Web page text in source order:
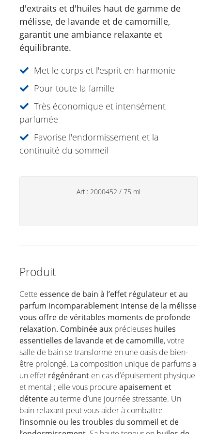
Catalogue
Douche
Soins corporels
Soins des pieds
Soins du visage
Just for Men
Aromathérapie
d'extraits et d'huiles haut de gamme de
mélisse, de lavande et de camomille,
garantit une ambiance relaxante et
équilibrante.
Met le corps et l'esprit en harmonie
Pour toute la famille
Très économique et intensément
parfumée
Favorise l'endormissement et la
continuité du sommeil
Art.: 2000452 / 75 ml
Produit
Cette essence de bain à l’effet régulateur et au
parfum incomparablement intense de la mélisse
vous offre de véritables moments de profonde
relaxation. Combinée aux précieuses huiles
essentielles de lavande et de camomille, votre
salle de bain se transforme en une oasis de bien-
être prolongé. La composition unique de parfums a
un effet régénérant en cas d’épuisement physique
et mental ; elle vous procure apaisement et
détenteau terme d’une journée stressante. Un
bain relaxant peut vous aider à combattre
l’insomnie ou les troubles du sommeil et de